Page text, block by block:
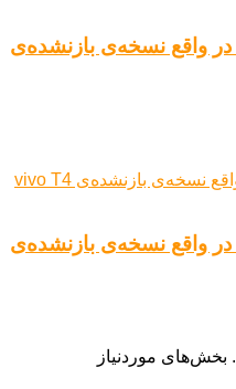
راز جدید iQOO: آیا Z10 Lite در واقع نسخه‌ی بازنشده‌ی
راز جدید iQOO: آیا Z10 Lite در واقع نسخه‌ی بازنشده‌ی
بخش‌های موردنیاز